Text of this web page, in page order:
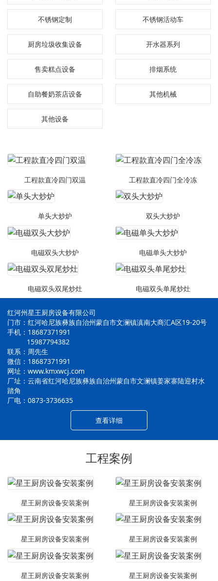
不锈钢定制 不锈钢活动车
厨房垃圾收集设备 开水器系列
售卖糕点设备 排烟系统
自助餐奶茶店设备 其他机械
其他设备
工程款直冷四门双温 工程款直冷四门全冷冻
单头大炒炉 双头大炒炉
电磁双头大炒炉 电磁单头大炒炉
电磁双头双尾炒灶 电磁双头单尾炒灶
红河州星王厨房设备有限公司
门市：红河哈尼族彝族自治州蒙自市文澜镇滇南大商汇A区19-20号
手机：18687371991
15987794382
联系：周先生
微信：18687371991
网址：www.kmxwcj.com
厂址：云南省红河哈尼族彝族自治州蒙自市文澜镇姜家寨陆迎村水
踏角
厂电：0873-3736635
查看详细
工程案例
星王厨房设备安装案例 星王厨房设备安装案例
星王厨房设备安装案例 星王厨房设备安装案例
星王厨房设备安装案例 星王厨房设备安装案例